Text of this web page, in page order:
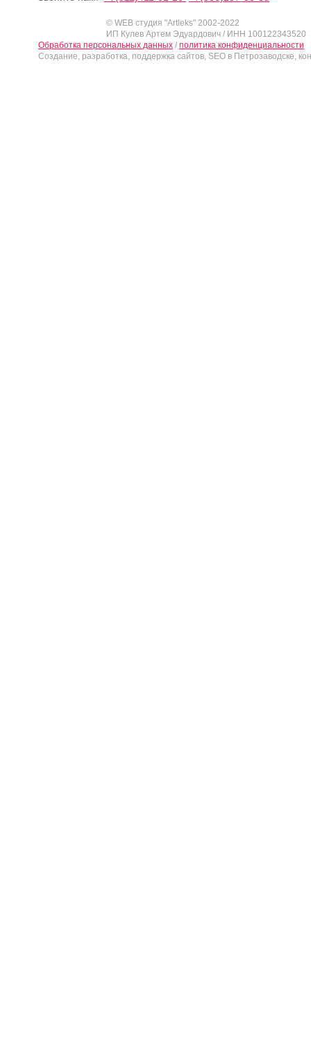
© WEB студия "Artleks" 2002-2022
ИП Кулев Артем Эдуардович / ИНН 100122343520
Обработка персональных данных / политика конфиденциальности
Создание, разработка, поддержка сайтов, SEO в Петрозаводске,